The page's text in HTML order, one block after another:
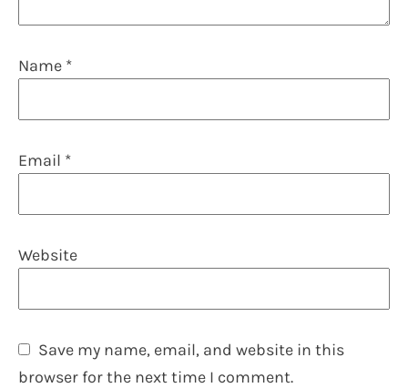
Name *
Email *
Website
Save my name, email, and website in this
browser for the next time I comment.